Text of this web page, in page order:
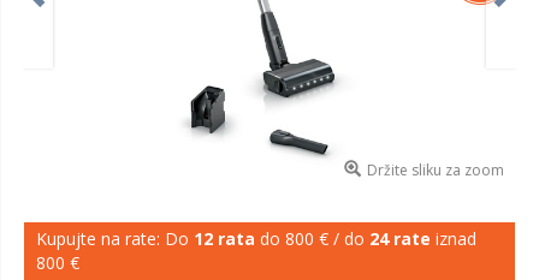
Držite sliku za zoom
Kupujte na rate: Do 12 rata do 800 € / do 24 rate iznad
800 €